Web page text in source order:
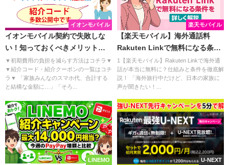
イオンモバイル
イオンモバイル契約で失敗しな
い！知っておくべきメリット・
デメリットと注意点
▼初期費用の負担を減らす方法はコチラ▼
▼紹介コード・紹介クーポンの一覧はコチ
ラ▼ 「家族みんなのスマホ代、合計する
と結構な金額に…」「そろ...
楽天モバイル
【楽天モバイル】海外通話料
Rakuten Linkで無料になる条件
を詳しく解説
1【楽天モバイル】Rakuten Linkで海外通
話が本当に無料に？仕組みと条件を徹底解
説！ 「海外旅行中だけど、日本の家族に
声が聞きたい！...
LINEMO U-NEXT